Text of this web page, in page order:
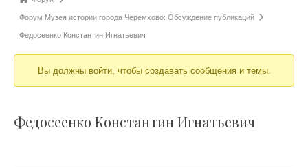
Форум Музея истории города Черемхово: Обсуждение публикаций
Федосеенко Константин Игнатьевич
Вы должны войти, чтобы создавать сообщения и темы.
Федосеенко Константин Игнатьевич